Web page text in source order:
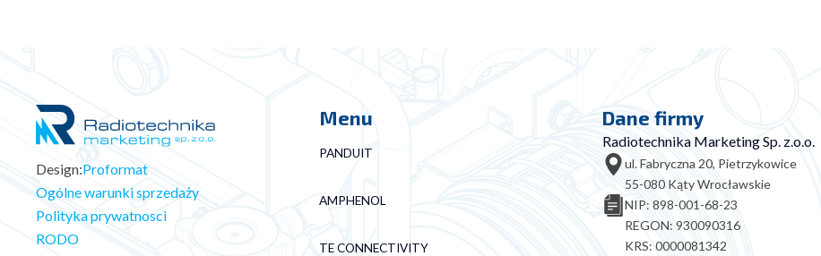
Design:Proformat
Ogólne warunki sprzedaży
Polityka prywatnosci
RODO
Menu
PANDUIT
AMPHENOL
TE CONNECTIVITY
Dane firmy
Radiotechnika Marketing Sp. z.o.o.
ul. Fabryczna 20, Pietrzykowice
55-080 Kąty Wrocławskie
NIP: 898-001-68-23
REGON: 930090316
KRS: 0000081342